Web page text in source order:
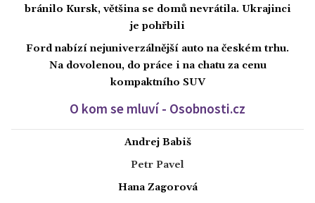
bránilo Kursk, většina se domů nevrátila. Ukrajinci
je pohřbili
Ford nabízí nejuniverzálnější auto na českém trhu.
Na dovolenou, do práce i na chatu za cenu
kompaktního SUV
O kom se mluví - Osobnosti.cz
Andrej Babiš
Petr Pavel
Hana Zagorová